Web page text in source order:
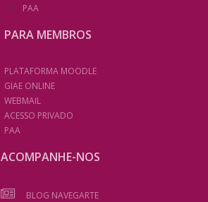
PAA
PARA MEMBROS
PLATAFORMA MOODLE
GIAE ONLINE
WEBMAIL
ACESSO PRIVADO
PAA
ACOMPANHE-NOS
BLOG NAVEGARTE